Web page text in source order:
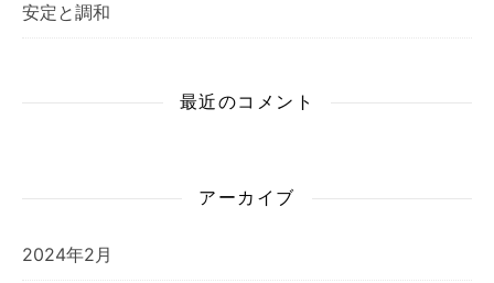
安定と調和
最近のコメント
アーカイブ
2024年2月